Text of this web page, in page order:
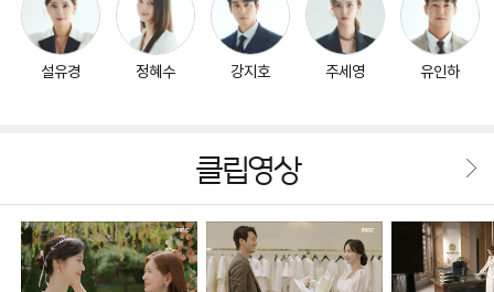
설유경 정혜수 강지호 주세영 유인하
클립영상